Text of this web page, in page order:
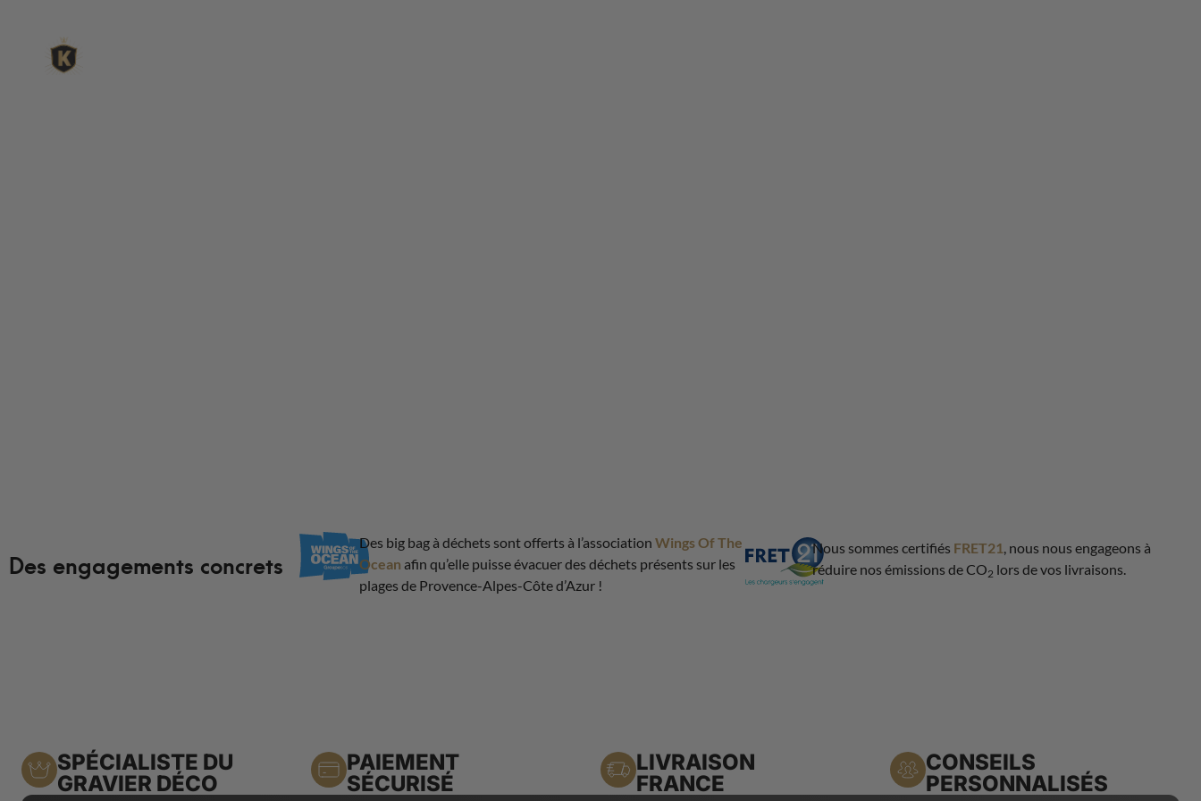
Des engagements concrets
Des big bag à déchets sont offerts à l’associationWings Of The
Ocean afin qu’elle puisse évacuer des déchets présents sur les
plages de Provence-Alpes-Côte d’Azur !
Nous sommes certifiés FRET21 , nous nous engageons à
réduire nos émissions de CO2 lors de vos livraisons.
SPÉCIALISTE DU
GRAVIER DÉCO
PAIEMENT
SÉCURISÉ
LIVRAISON
FRANCE
CONSEILS
PERSONNALISÉS